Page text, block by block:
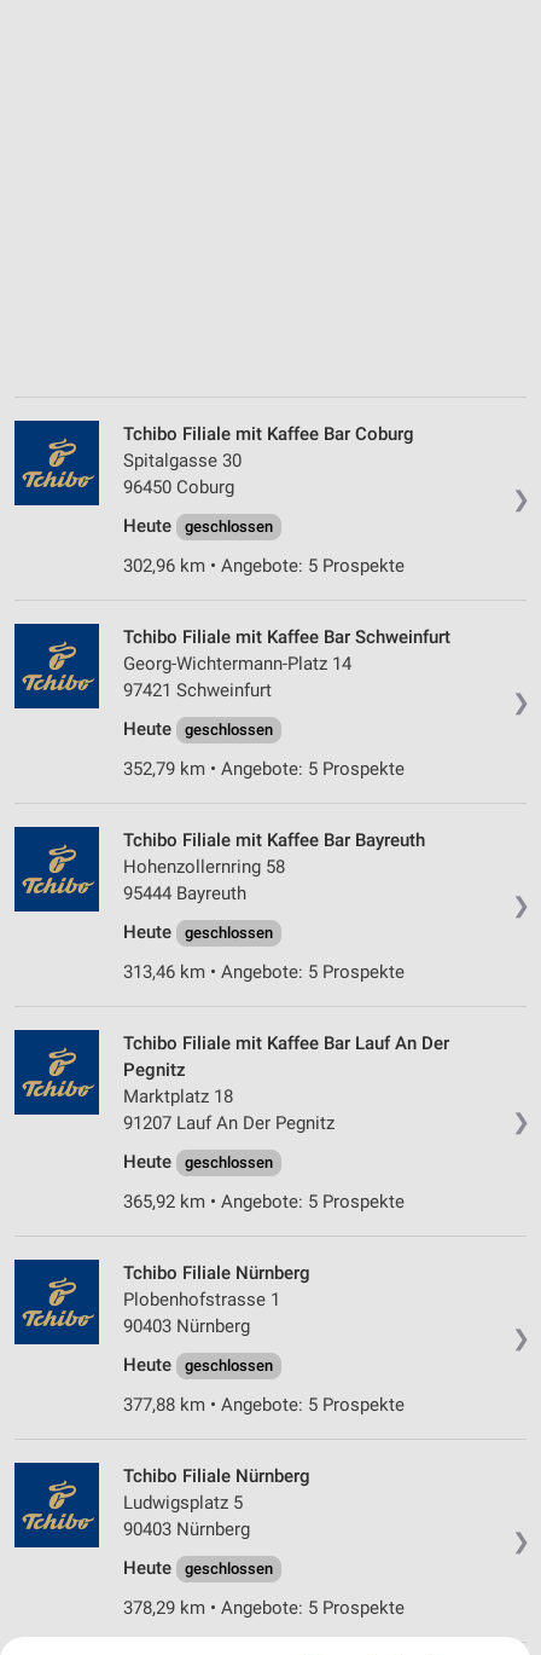
❯
Tchibo Filiale mit Kaffee Bar Coburg
Spitalgasse 30
96450 Coburg
Heute
geschlossen
302,96 km • Angebote: 5 Prospekte
❯
Tchibo Filiale mit Kaffee Bar Schweinfurt
Georg-Wichtermann-Platz 14
97421 Schweinfurt
Heute
geschlossen
352,79 km • Angebote: 5 Prospekte
❯
Tchibo Filiale mit Kaffee Bar Bayreuth
Hohenzollernring 58
95444 Bayreuth
Heute
geschlossen
313,46 km • Angebote: 5 Prospekte
❯
Tchibo Filiale mit Kaffee Bar Lauf An Der
Pegnitz
Marktplatz 18
91207 Lauf An Der Pegnitz
Heute
geschlossen
365,92 km • Angebote: 5 Prospekte
❯
Tchibo Filiale Nürnberg
Plobenhofstrasse 1
90403 Nürnberg
Heute
geschlossen
377,88 km • Angebote: 5 Prospekte
❯
Tchibo Filiale Nürnberg
Ludwigsplatz 5
90403 Nürnberg
Heute
geschlossen
378,29 km • Angebote: 5 Prospekte